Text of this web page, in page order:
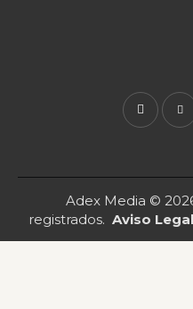
Adex Media ©
registrados. Aviso Legal